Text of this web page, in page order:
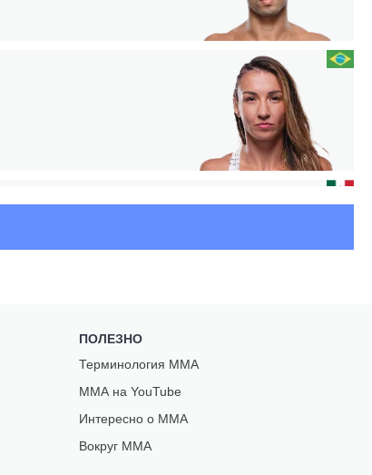
ПОЛЕЗНО
Терминология ММА
ММА на YouTube
Интересно о ММА
Вокруг ММА